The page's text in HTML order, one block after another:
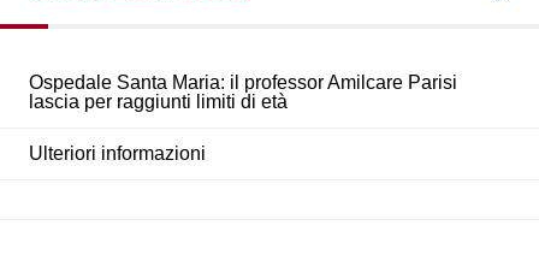
Ospedale Santa Maria: il professor Amilcare Parisi
lascia per raggiunti limiti di età
Ulteriori informazioni